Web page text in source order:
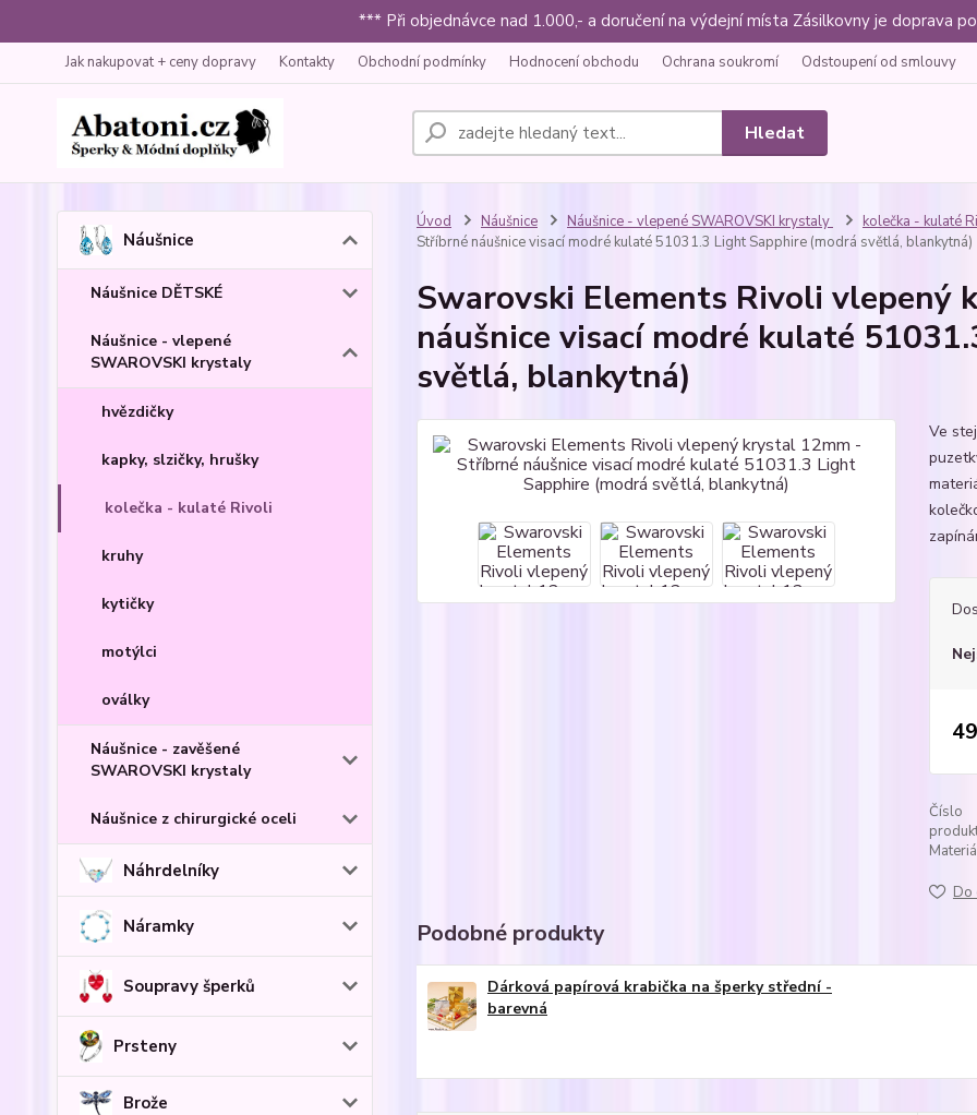
*** Při objednávce nad 1.000,- a doručení na výdejní místa Zásilkovny je doprava
Jak nakupovat + ceny dopravy Kontakty Obchodní podmínky Hodnocení obchodu Ochrana soukromí Odstoupení od smlouvy
Hledat
Náušnice
Náušnice DĚTSKÉ
Náušnice - vlepené
SWAROVSKI krystaly
hvězdičky
kapky, slzičky, hrušky
kolečka - kulaté Rivoli
kruhy
kytičky
motýlci
oválky
Náušnice - zavěšené
SWAROVSKI krystaly
Náušnice z chirurgické oceli
Náhrdelníky
Náramky
Soupravy šperků
Prsteny
Brože
Úvod Náušnice Náušnice - vlepené SWAROVSKI krystaly kolečka - kulaté
Stříbrné náušnice visací modré kulaté 51031.3 Light Sapphire (modrá světlá, blankytná)
Swarovski Elements Rivoli vlepený
náušnice visací modré kulaté
světlá, blankytná)
Ve
Číslo
Do
Podobné produkty
Dárková papírová krabička na šperky střední -
barevná